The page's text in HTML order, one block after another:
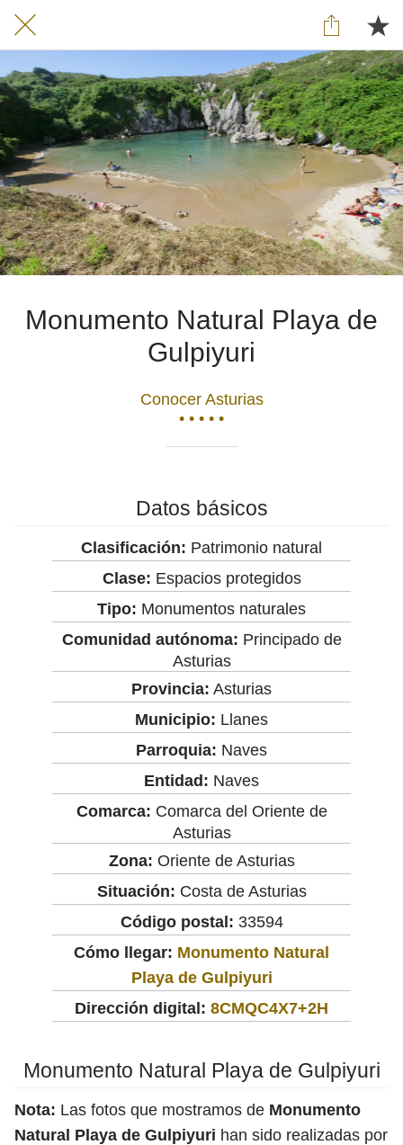
Monumento Natural Playa de
Gulpiyuri
Conocer Asturias
• • • • •
Datos básicos
Clasificación: Patrimonio natural
Clase: Espacios protegidos
Tipo: Monumentos naturales
Comunidad autónoma: Principado de
Asturias
Provincia: Asturias
Municipio: Llanes
Parroquia: Naves
Entidad: Naves
Comarca: Comarca del Oriente de
Asturias
Zona: Oriente de Asturias
Situación: Costa de Asturias
Código postal: 33594
Cómo llegar: Monumento Natural
Playa de Gulpiyuri
Dirección digital: 8CMQC4X7+2H
Monumento Natural Playa de Gulpiyuri
Nota: Las fotos que mostramos de Monumento
Natural Playa de Gulpiyuri han sido realizadas por